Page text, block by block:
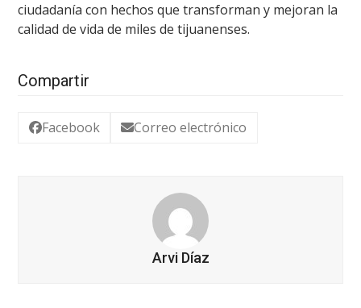
ciudadanía con hechos que transforman y mejoran la
calidad de vida de miles de tijuanenses.
Compartir
Facebook Correo electrónico
Arvi Díaz